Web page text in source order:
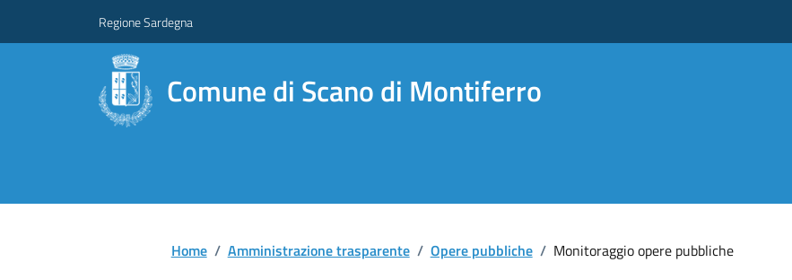
Regione Sardegna
Comune di Scano di Montiferro
Home / Amministrazione trasparente / Opere pubbliche / Monitoraggio opere pubbliche